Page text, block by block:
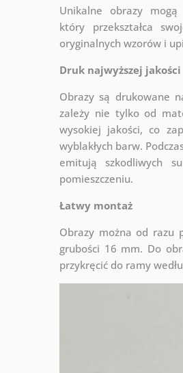
Unikalne obrazy
który przekształca
oryginalnych wzorów i
Druk najwyższej jakości
Obrazy są drukowane
zależy nie tylko od
wysokiej jakości, co
wyblakłych barw.
emitują szkodliwych
pomieszczeniu.
Łatwy montaż
Obrazy można od razu
grubości 16 mm. Do
przykręcić do ramy